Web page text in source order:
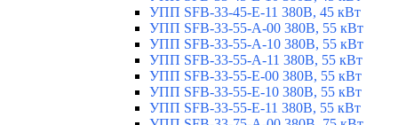
УПП SFB-33-45-E-11 380В, 45 кВт
УПП SFB-33-55-A-00 380В, 55 кВт
УПП SFB-33-55-A-10 380В, 55 кВт
УПП SFB-33-55-A-11 380В, 55 кВт
УПП SFB-33-55-E-00 380В, 55 кВт
УПП SFB-33-55-E-10 380В, 55 кВт
УПП SFB-33-55-E-11 380В, 55 кВт